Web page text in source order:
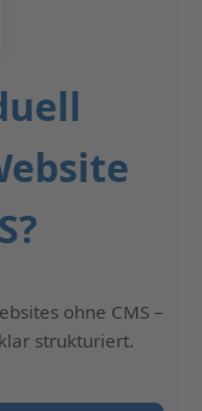
ohne CMS –
strukturiert.